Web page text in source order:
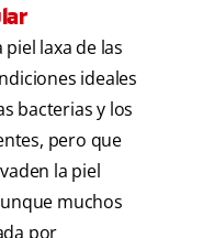
laxa de las
ideales
bacterias y los
pero que
la piel
muchos
por